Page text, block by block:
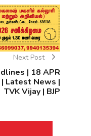
Next Post
| 18 APR
Latest News |
TVK Vijay | BJP